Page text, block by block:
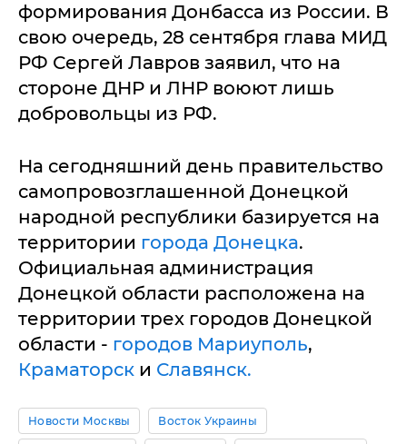
формирования Донбасса из России. В
свою очередь, 28 сентября глава МИД
РФ Сергей Лавров заявил, что на
стороне ДНР и ЛНР воюют лишь
добровольцы из РФ.
На сегодняшний день правительство
самопровозглашенной Донецкой
народной республики базируется на
территории города Донецка.
Официальная администрация
Донецкой области расположена на
территории трех городов Донецкой
области - городов Мариуполь,
Краматорск и Славянск.
Новости Москвы Восток Украины